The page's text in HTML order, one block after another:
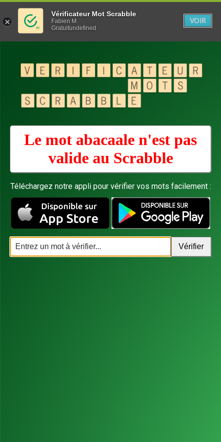
Le mot abacaale n'est pas
valide au Scrabble
Téléchargez notre appli pour vérifier vos mots facilement :
Vérificateur Mot Scrabble
Fabien M
Gratuitundefined
VOIR